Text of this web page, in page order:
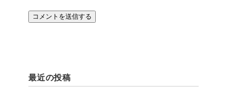
最近の投稿